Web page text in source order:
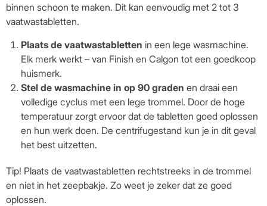
binnen schoon te maken. Dit kan eenvoudig met 2 tot 3
vaatwastabletten.
Plaats de vaatwastabletten in een lege wasmachine.
Elk merk werkt – van Finish en Calgon tot een goedkoop
huismerk.
Stel de wasmachine in op 90 graden en draai een
volledige cyclus met een lege trommel. Door de hoge
temperatuur zorgt ervoor dat de tabletten goed oplossen
en hun werk doen. De centrifugestand kun je in dit geval
het best uitzetten.
Tip! Plaats de vaatwastabletten rechtstreeks in de trommel
en niet in het zeepbakje. Zo weet je zeker dat ze goed
oplossen.